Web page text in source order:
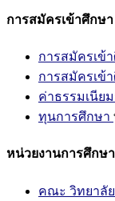
การสมัครเข้าศึกษา
การสมัครเ
การสมัครเข้
ค่าธรรมเนีย
ทุนการศึกษา
หน่วยงานการศึกษา
คณะ วิทยาลั